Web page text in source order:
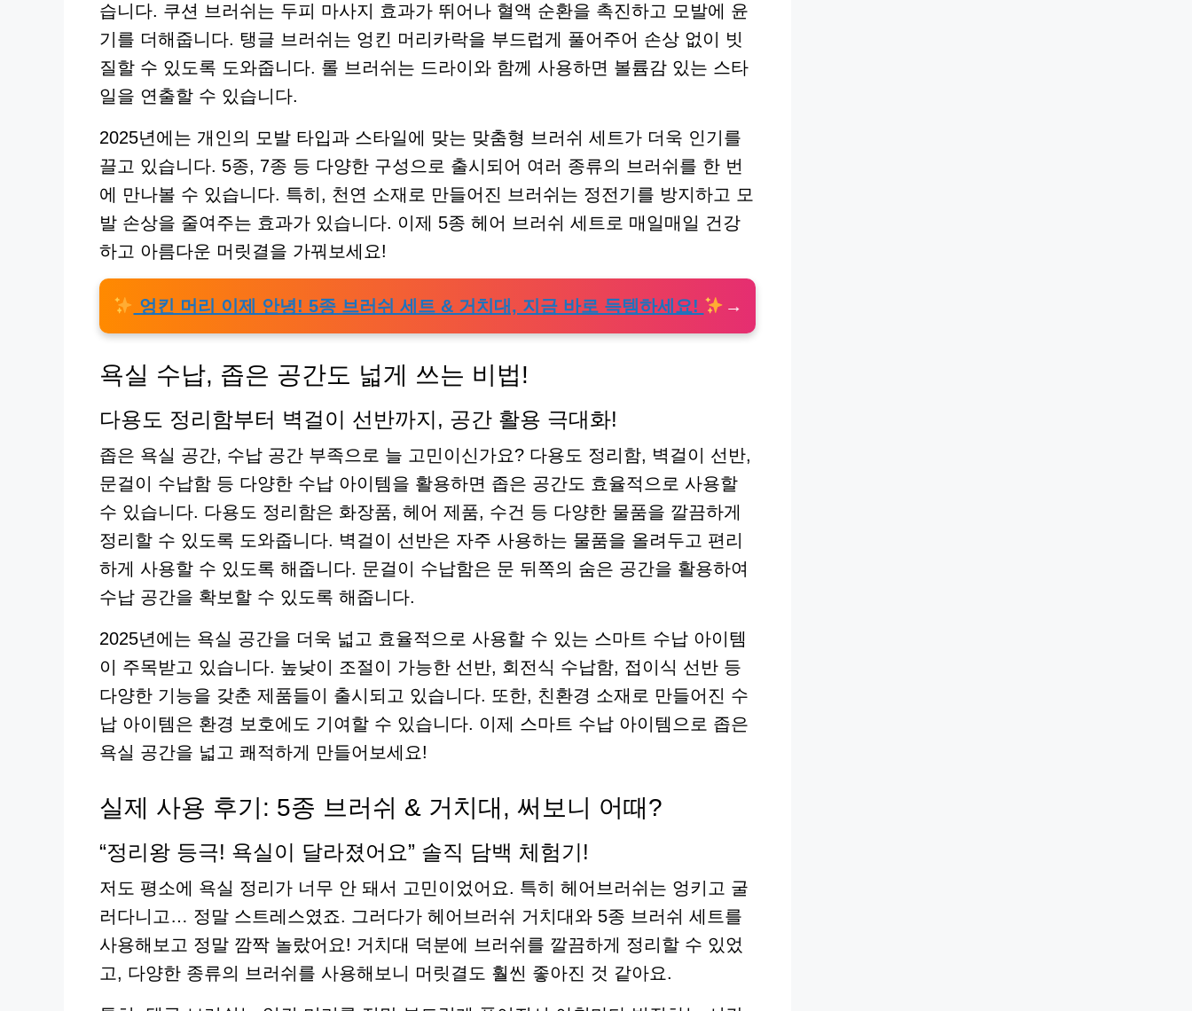
습니다. 쿠션 브러쉬는 두피 마사지 효과가 뛰어나 혈액 순환을 촉진하고 모발에 윤
기를 더해줍니다. 탱글 브러쉬는 엉킨 머리카락을 부드럽게 풀어주어 손상 없이 빗
질할 수 있도록 도와줍니다. 롤 브러쉬는 드라이와 함께 사용하면 볼륨감 있는 스타
일을 연출할 수 있습니다.
2025년에는 개인의 모발 타입과 스타일에 맞는 맞춤형 브러쉬 세트가 더욱 인기를
끌고 있습니다. 5종, 7종 등 다양한 구성으로 출시되어 여러 종류의 브러쉬를 한 번
에 만나볼 수 있습니다. 특히, 천연 소재로 만들어진 브러쉬는 정전기를 방지하고 모
발 손상을 줄여주는 효과가 있습니다. 이제 5종 헤어 브러쉬 세트로 매일매일 건강
하고 아름다운 머릿결을 가꿔보세요!
엉킨 머리 이제 안녕! 5종 브러쉬 세트 & 거치대, 지금 바로 득템하세요!
욕실 수납, 좁은 공간도 넓게 쓰는 비법!
다용도 정리함부터 벽걸이 선반까지, 공간 활용 극대화!
좁은 욕실 공간, 수납 공간 부족으로 늘 고민이신가요? 다용도 정리함, 벽걸이 선반,
문걸이 수납함 등 다양한 수납 아이템을 활용하면 좁은 공간도 효율적으로 사용할
수 있습니다. 다용도 정리함은 화장품, 헤어 제품, 수건 등 다양한 물품을 깔끔하게
정리할 수 있도록 도와줍니다. 벽걸이 선반은 자주 사용하는 물품을 올려두고 편리
하게 사용할 수 있도록 해줍니다. 문걸이 수납함은 문 뒤쪽의 숨은 공간을 활용하여
수납 공간을 확보할 수 있도록 해줍니다.
2025년에는 욕실 공간을 더욱 넓고 효율적으로 사용할 수 있는 스마트 수납 아이템
이 주목받고 있습니다. 높낮이 조절이 가능한 선반, 회전식 수납함, 접이식 선반 등
다양한 기능을 갖춘 제품들이 출시되고 있습니다. 또한, 친환경 소재로 만들어진 수
납 아이템은 환경 보호에도 기여할 수 있습니다. 이제 스마트 수납 아이템으로 좁은
욕실 공간을 넓고 쾌적하게 만들어보세요!
실제 사용 후기: 5종 브러쉬 & 거치대, 써보니 어때?
“정리왕 등극! 욕실이 달라졌어요” 솔직 담백 체험기!
저도 평소에 욕실 정리가 너무 안 돼서 고민이었어요. 특히 헤어브러쉬는 엉키고 굴
러다니고… 정말 스트레스였죠. 그러다가 헤어브러쉬 거치대와 5종 브러쉬 세트를
사용해보고 정말 깜짝 놀랐어요! 거치대 덕분에 브러쉬를 깔끔하게 정리할 수 있었
고, 다양한 종류의 브러쉬를 사용해보니 머릿결도 훨씬 좋아진 것 같아요.